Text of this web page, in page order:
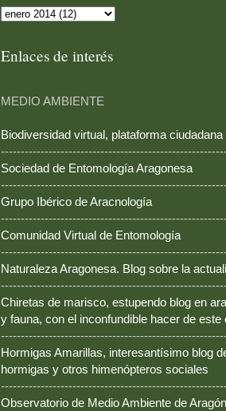
Enlaces de interés
MEDIO AMBIENTE
Biodiversidad virtual, plataforma ciudadana
Sociedad de Entomología Aragonesa
Grupo Ibérico de Aracnología
Comunidad Virtual de Entomología
Naturaleza Aragonesa. Blog sobre la
Chiretas de marisco, estupendo blog en
y fauna, con el inconfundible hacer de este
Hormigas Amarillas, interesantísimo blog
hormigas y otros himenópteros sociales
Observatorio de Medio Ambiente de Aragón